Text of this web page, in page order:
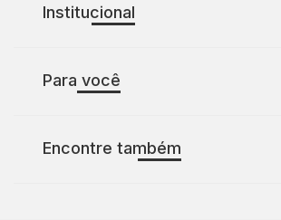
Institucional
Política de Privacidade
Para você
Casas para comprar com 3 quartos
Encontre também